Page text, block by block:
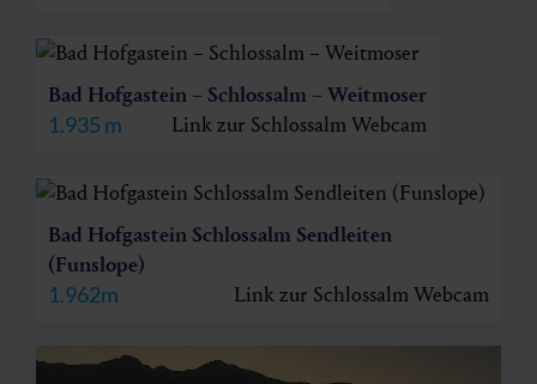
Bad Hofgastein – Schlossalm – Weitmoser
1.935 m
Link zur Schlossalm Webcam
Bad Hofgastein Schlossalm Sendleiten
(Funslope)
1.962m
Link zur Schlossalm Webcam